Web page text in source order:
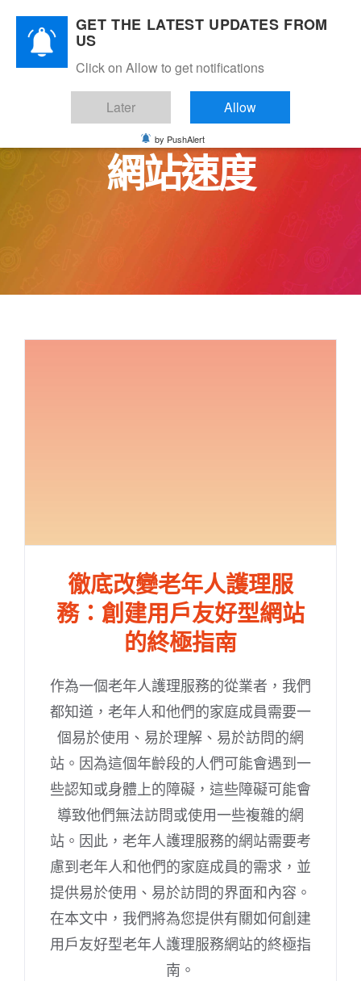
Skip
content
網站速度
徹底改變老年人護理服
務：創建用戶友好型網站
的終極指南
作為一個老年人護理服務的從業者，我們
都知道，老年人和他們的家庭成員需要一
個易於使用、易於理解、易於訪問的網
站。因為這個年齡段的人們可能會遇到一
些認知或身體上的障礙，這些障礙可能會
導致他們無法訪問或使用一些複雜的網
站。因此，老年人護理服務的網站需要考
慮到老年人和他們的家庭成員的需求，並
提供易於使用、易於訪問的界面和內容。
在本文中，我們將為您提供有關如何創建
用戶友好型老年人護理服務網站的終極指
南。
GET THE LATEST UPDATES FROM
US
Click on Allow to get notifications
Later Allow
by PushAlert